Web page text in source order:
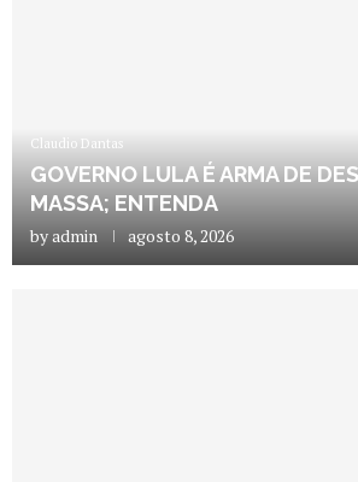
Claudio Dantas
GOVERNO LULA É ARMA DE
MASSA; ENTENDA
byadmin agosto 8, 2026